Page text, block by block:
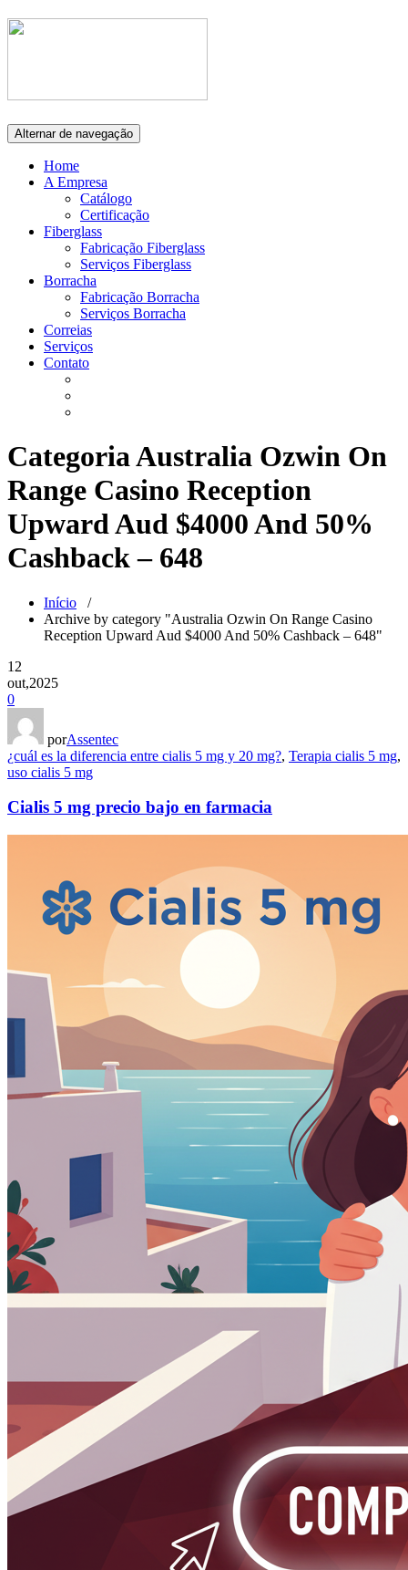
Alternar de navegação
Home
A Empresa
Catálogo
Certificação
Fiberglass
Fabricação Fiberglass
Serviços Fiberglass
Borracha
Fabricação Borracha
Serviços Borracha
Correias
Serviços
Contato
Categoria Australia Ozwin On
Range Casino Reception
Upward Aud $4000 And 50%
Cashback – 648
Início /
Archive by category "Australia Ozwin On Range Casino
Reception Upward Aud $4000 And 50% Cashback – 648"
12
out,2025
0
porAssentec
¿cuál es la diferencia entre cialis 5 mg y 20 mg?, Terapia cialis 5 mg,
uso cialis 5 mg
Cialis 5 mg precio bajo en farmacia